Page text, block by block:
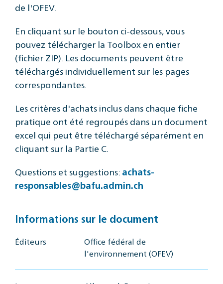
de l'OFEV.
En cliquant sur le bouton ci-dessous, vous
pouvez télécharger la Toolbox en entier
(fichier ZIP). Les documents peuvent être
téléchargés individuellement sur les pages
correspondantes.
Les critères d'achats inclus dans chaque fiche
pratique ont été regroupés dans un document
excel qui peut être téléchargé séparément en
cliquant sur la Partie C.
Questions et suggestions: achats-
responsables@bafu.admin.ch
Informations sur le document
Éditeurs
Office fédéral de
l'environnement (OFEV)